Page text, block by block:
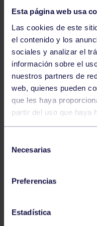
Esta página web usa
Las cookies de este
el contenido y los
sociales y analizar el
información sobre el
nuestros partners de
web, quienes pueden
que les haya
partir del uso que haya
Necesarias
Preferencias
Estadística
Balonmano 25
LEO CARDELI,
ESPAÑA
Balonmano